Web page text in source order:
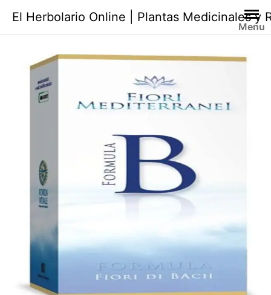
contenido
El Herbolario Online | Plantas Medicinales y
Menu